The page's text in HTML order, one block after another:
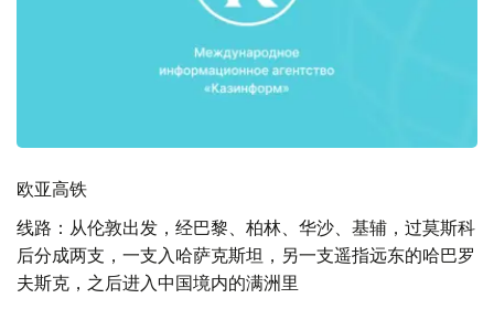
欧亚高铁
线路：从伦敦出发，经巴黎、柏林、华沙、基辅，过莫斯科
后分成两支，一支入哈萨克斯坦，另一支遥指远东的哈巴罗
夫斯克，之后进入中国境内的满洲里